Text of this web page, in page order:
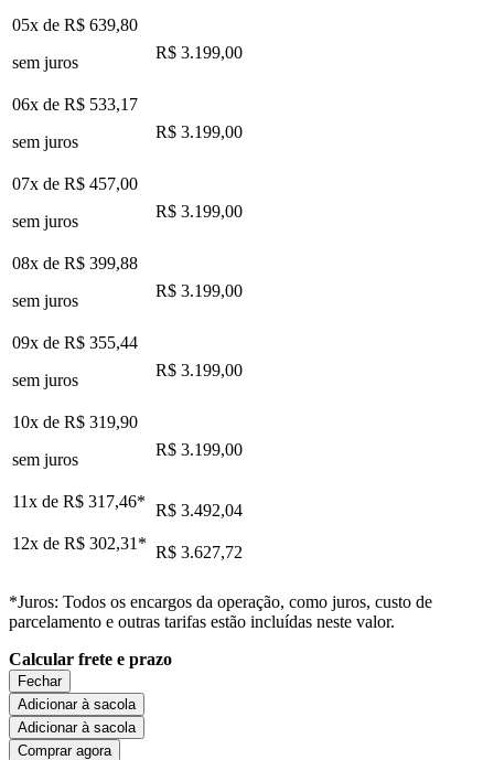
05x de R$ 639,80
sem juros
R$ 3.199,00
06x de R$ 533,17
sem juros
R$ 3.199,00
07x de R$ 457,00
sem juros
R$ 3.199,00
08x de R$ 399,88
sem juros
R$ 3.199,00
09x de R$ 355,44
sem juros
R$ 3.199,00
10x de R$ 319,90
sem juros
R$ 3.199,00
11x de R$ 317,46* R$ 3.492,04
12x de R$ 302,31 * R$ 3.627,72
*Juros: Todos os encargos da operação, como juros, custo de
parcelamento e outras tarifas estão incluídas neste valor.
Calcular frete e prazo
Fechar
Adicionar à sacola
Adicionar à sacola
Comprar agora